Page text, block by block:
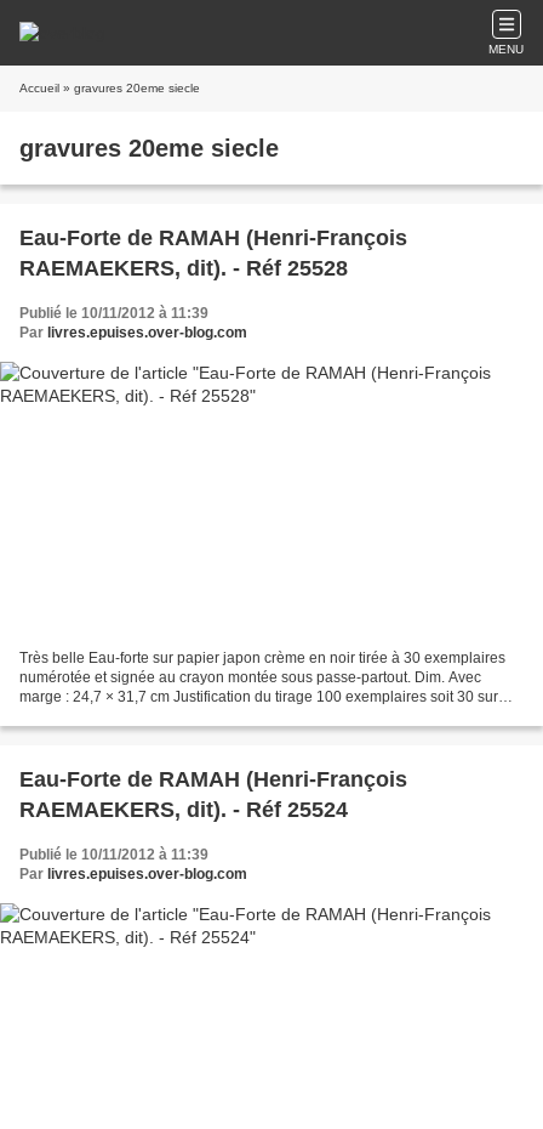
MENU
Accueil » gravures 20eme siecle
gravures 20eme siecle
Eau-Forte de RAMAH (Henri-François
RAEMAEKERS, dit). - Réf 25528
Publié le 10/11/2012 à 11:39
Par livres.epuises.over-blog.com
Très belle Eau-forte sur papier japon crème en noir tirée à 30 exemplaires
numérotée et signée au crayon montée sous passe-partout. Dim. Avec
marge : 24,7 × 31,7 cm Justification du tirage 100 exemplaires soit 30 sur
Eau-Forte de RAMAH (Henri-François
RAEMAEKERS, dit). - Réf 25524
Publié le 10/11/2012 à 11:39
Par livres.epuises.over-blog.com